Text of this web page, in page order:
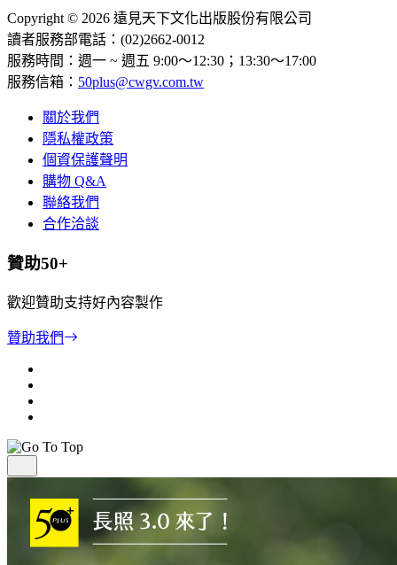
Copyright © 2026 遠見天下文化出版股份有限公司
讀者服務部電話：(02)2662-0012
服務時間：週一 ~ 週五 9:00～12:30；13:30～17:00
服務信箱： 50plus@cwgv.com.tw
關於我們
隱私權政策
個資保護聲明
購物 Q&A
聯絡我們
合作洽談
贊助50+
歡迎贊助支持好內容製作
贊助我們